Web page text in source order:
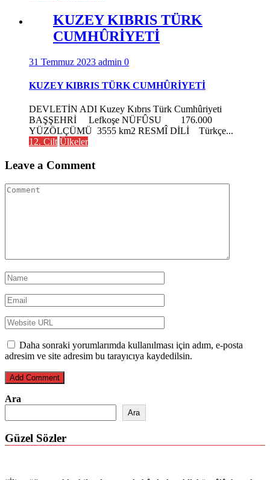
KUZEY KIBRIS TÜRK
CUMHÛRİYETİ
31 Temmuz 2023 admin 0
KUZEY KIBRIS TÜRK CUMHÛRİYETİ
DEVLETİN ADI Kuzey Kıbrıs Türk Cumhûriyeti
BAŞŞEHRİ Lefkoşe NÜFÛSU 176.000
YÜZÖLÇÜMÜ 3555 km2 RESMÎ DİLİ Türkçe...
12. Cilt Ülkeler
Leave a Comment
Daha sonraki yorumlarımda kullanılması için adım, e-posta
adresim ve site adresim bu tarayıcıya kaydedilsin.
Ara
Ara
Güzel Sözler